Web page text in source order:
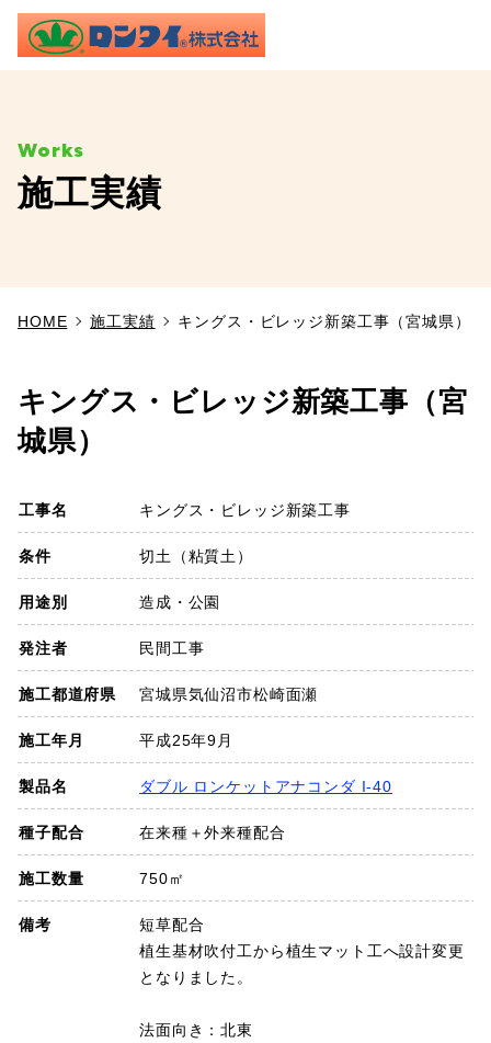
TOP
施工実績
製品情報
よくあるご質問
SDGs
会社概要
お知らせ
お問い合わせ
施工実績
HOME 施工実績 キングス・ビレッジ新築工事（宮城県）
キングス・ビレッジ新築工事（宮
城県）
工事名 キングス・ビレッジ新築工事
条件 切土（粘質土）
用途別 造成・公園
発注者 民間工事
施工都道府県 宮城県気仙沼市松崎面瀬
施工年月 平成25年9月
製品名 ダブル ロンケットアナコンダ I-40
種子配合 在来種＋外来種配合
施工数量 750㎡
備考
短草配合
植生基材吹付工から植生マット工へ設計変更
となりました。
法面向き：北東